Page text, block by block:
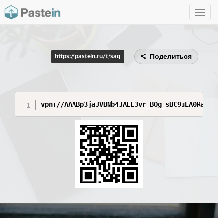
Toggle
https://pastein.ru/t/saq Поделиться
vpn://